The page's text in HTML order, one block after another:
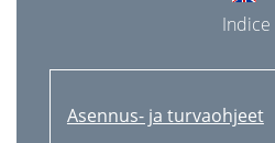
Indice
Asennus- ja turvaohjeet